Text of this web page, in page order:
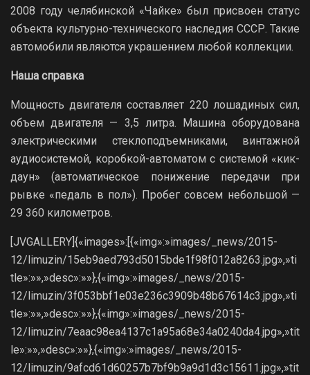
2008 году челябинской «Чайке» был присвоен статус
объекта культурно-технического наследия СССР. Такие
автомобили являются украшением любой коллекции.
Наша справка
Мощность двигателя составляет 220 лошадиных сил,
объем двигателя — 3,5 литра. Машина оборудована
электрическими стеклоподъемниками, винтажной
аудиосистемой, коробкой-автоматом с системой «кик-
даун» (автоматическое понижение передачи при
рывке «педаль в пол»). Пробег совсем небольшой —
29 360 километров.
[JVGALLERY]{«images»:[{«img»:»images/_news/2015-
12/limuzin/15eb9aed793d5015bde1f98f012a8263.jpg»,»ti
tle»:»»,»desc»:»»},{«img»:»images/_news/2015-
12/limuzin/3f053bbf1e03e236c3909b48b67614c3.jpg»,»ti
tle»:»»,»desc»:»»},{«img»:»images/_news/2015-
12/limuzin/7eaac98ea4137c1a95a68e34a0240da4.jpg»,»tit
le»:»»,»desc»:»»},{«img»:»images/_news/2015-
12/limuzin/9afcd61d60257b7bf9b9a9d1d3c15611.jpg»,»tit